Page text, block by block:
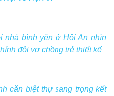
nhà bình yên ở Hội An nhìn
đôi vợ chồng trẻ thiết kế
căn biệt thự sang trọng kết